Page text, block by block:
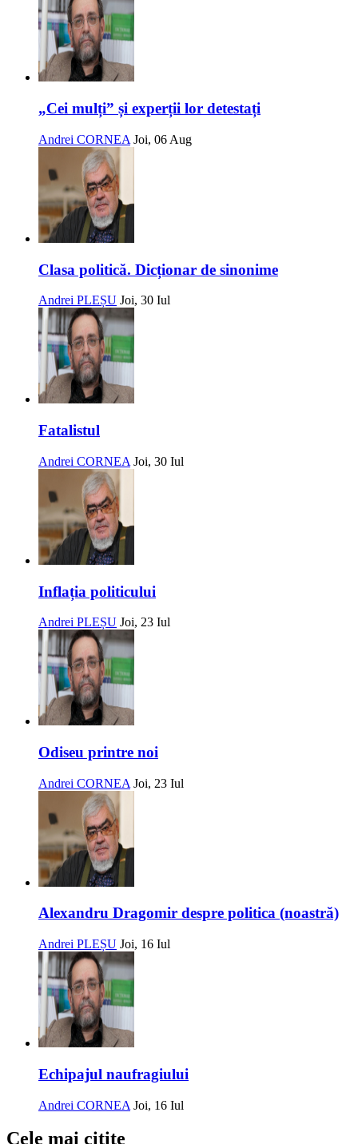
„Cei mulți” și experții lor detestați
Andrei CORNEA Joi, 06 Aug
Clasa politică. Dicționar de sinonime
Andrei PLEȘU Joi, 30 Iul
Fatalistul
Andrei CORNEA Joi, 30 Iul
Inflația politicului
Andrei PLEȘU Joi, 23 Iul
Odiseu printre noi
Andrei CORNEA Joi, 23 Iul
Alexandru Dragomir despre politica (noastră)
Andrei PLEȘU Joi, 16 Iul
Echipajul naufragiului
Andrei CORNEA Joi, 16 Iul
Cele mai citite